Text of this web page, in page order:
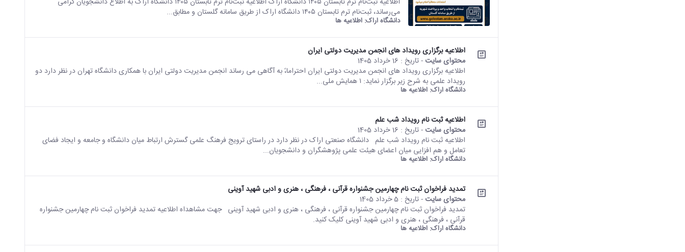
می‌رساند، ثبت‌نام ترم تابستان ۱۴۰۵ دانشگاه اراک از طریق سامانه گلستان و مطابق...
دانشگاه اراک: اطلاعیه ها
اطلاعیه برگزاری رویداد های انجمن مدیریت دولتی ایران
محتوای سایت- تاریخ : 16 خرداد 1405
اطلاعیه برگزاری رویداد های انجمن مدیریت دولتی ایران احتراما،ً به آگاهی می رساند انجمن مدیریت دولتی ایران با همکاری دانشگاه تهران در نظر دارد دو
رویداد علمی به شرح زیر برگزار نماید: ۱ همایش ملی...
دانشگاه اراک: اطلاعیه ها
اطلاعیه ثبت نام رویداد شب علم
محتوای سایت- تاریخ : 16 خرداد 1405
اطلاعیه ثبت نام رویداد شب علم دانشگاه صنعتی اراک در نظر دارد در راستای ترویج فرهنگ علمی گسترش ارتباط میان دانشگاه و جامعه و ایجاد فضای
تعامل و هم افزایی میان اعضای هیئت علمی پژوهشگران و دانشجویان...
دانشگاه اراک: اطلاعیه ها
تمدید فراخوان ثبت نام چهارمین جشنواره قرآنی ، فرهنگی ، هنری و ادبی شهید آوینی
محتوای سایت- تاریخ : 5 خرداد 1405
تمدید فراخوان ثبت نام چهارمین جشنواره قرآنی ، فرهنگی ، هنری و ادبی شهید آوینی جهت مشاهداه اطلاعیه تمدید فراخوان ثبت نام چهارمین جشنواره
قرآنی ، فرهنگی ، هنری و ادبی شهید آوینی کلیک کنید.
دانشگاه اراک: اطلاعیه ها